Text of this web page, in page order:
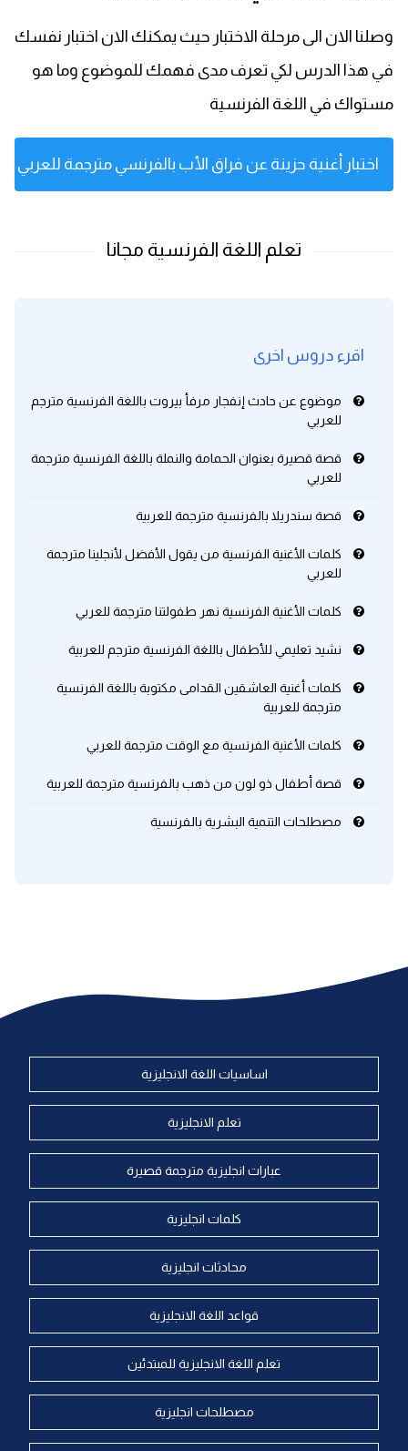
وصلنا الان الى مرحلة الاختبار حيث يمكنك الان اختبار نفسك
في هذا الدرس لكي تعرف مدى فهمك للموضوع وما هو
مستواك في اللغة الفرنسية
اختبار أغنية حزينة عن فراق الأب بالفرنسي مترجمة للعربي
اقرء دروس اخرى
موضوع عن حادث إنفجار مرفأ بيروت باللغة الفرنسية مترجم
للعربي
قصة قصيرة بعنوان الحمامة والنملة باللغة الفرنسية مترجمة
للعربي
قصة سندريلا بالفرنسية مترجمة للعربية
كلمات الأغنية الفرنسية من يقول الأفضل لأنجلينا مترجمة
للعربي
كلمات الأغنية الفرنسية نهر طفولتنا مترجمة للعربي
نشيد تعليمي للأطفال باللغة الفرنسية مترجم للعربية
كلمات أغنية العاشقين القدامى مكتوبة باللغة الفرنسية
مترجمة للعربية
كلمات الأغنية الفرنسية مع الوقت مترجمة للعربي
قصة أطفال ذو لون من ذهب بالفرنسية مترجمة للعربية
مصطلحات التنمية البشرية بالفرنسية
اساسيات اللغة الانجليزية
تعلم الانجليزية
عبارات انجليزية مترجمة قصيرة
كلمات انجليزية
محادثات انجليزية
قواعد اللغة الانجليزية
تعلم اللغة الانجليزية للمبتدئين
مصطلحات انجليزية